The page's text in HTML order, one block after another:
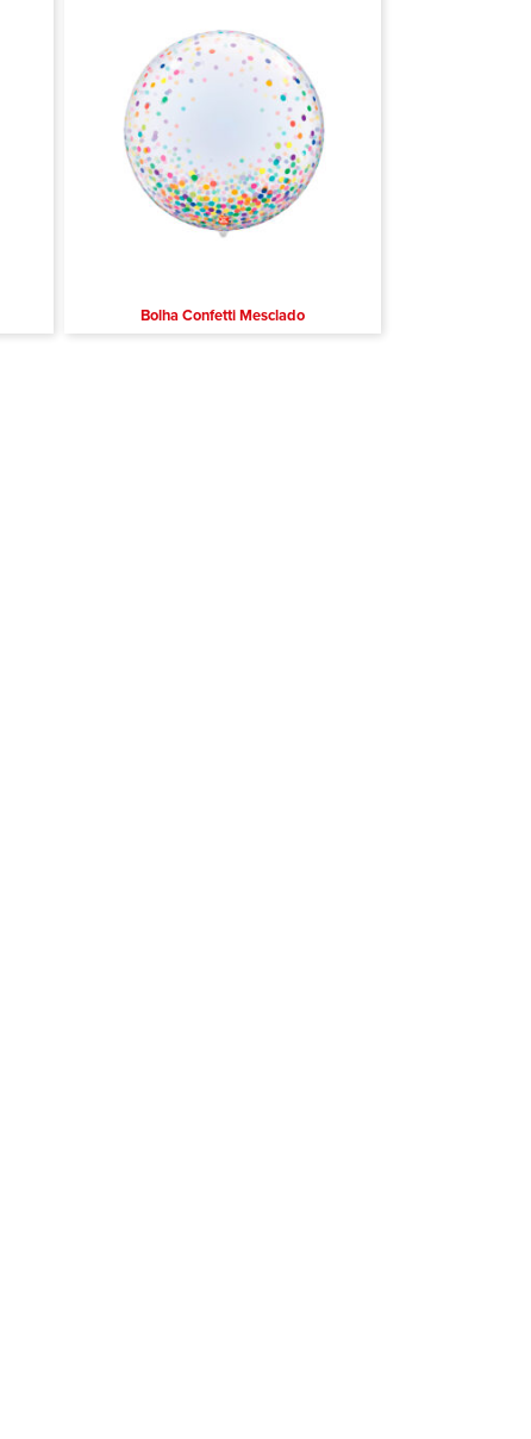
Bolha Confetti Mesclado